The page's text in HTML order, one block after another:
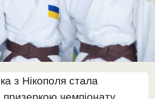
з Нікополя стала